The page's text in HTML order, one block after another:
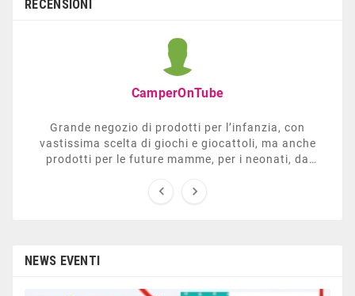
RECENSIONI
CamperOnTube
Grande negozio di prodotti per l’infanzia, con
vastissima scelta di giochi e giocattoli, ma anche
prodotti per le future mamme, per i neonati, da
sezione dedicata all’arredo giardino, giochi all’aperto,
 
NEWS EVENTI